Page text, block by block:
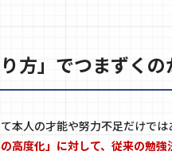
方」でつまずく
本人の才能や努力不足だけでは
高度化」に対して、従来の勉